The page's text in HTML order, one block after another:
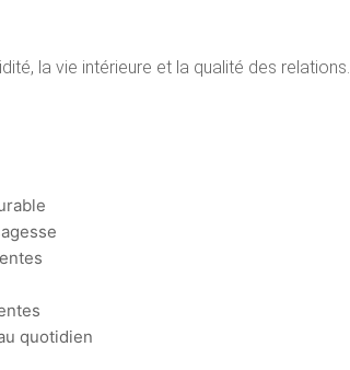
la vie intérieure et la qualité des relations.
quotidien